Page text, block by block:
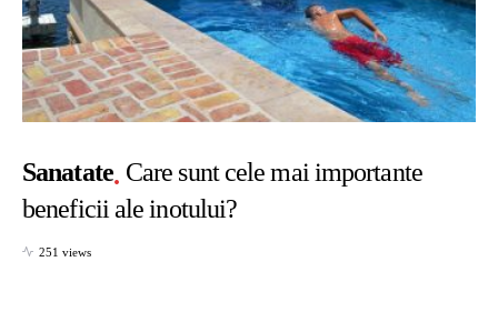
Sanatate Care sunt cele mai importante
beneficii ale inotului?
251 views